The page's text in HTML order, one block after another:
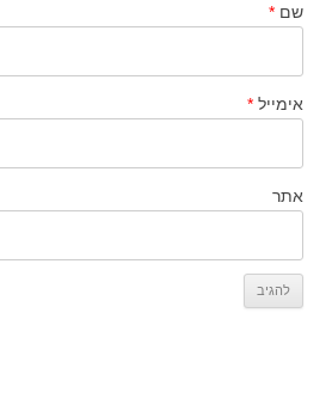
שם *
אימייל *
אתר